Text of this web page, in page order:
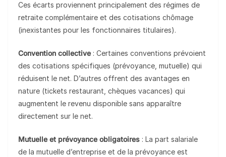
Ces écarts proviennent principalement des régimes de
retraite complémentaire et des cotisations chômage
(inexistantes pour les fonctionnaires titulaires).
Convention collective: Certaines conventions prévoient
des cotisations spécifiques (prévoyance, mutuelle) qui
réduisent le net. D’autres offrent des avantages en
nature (tickets restaurant, chèques vacances) qui
augmentent le revenu disponible sans apparaître
directement sur le net.
Mutuelle et prévoyance obligatoires : La part salariale
de la mutuelle d’entreprise et de la prévoyance est